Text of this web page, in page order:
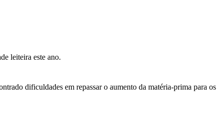
leiteira este ano.
dificuldades em repassar o aumento da matéria-prima para os